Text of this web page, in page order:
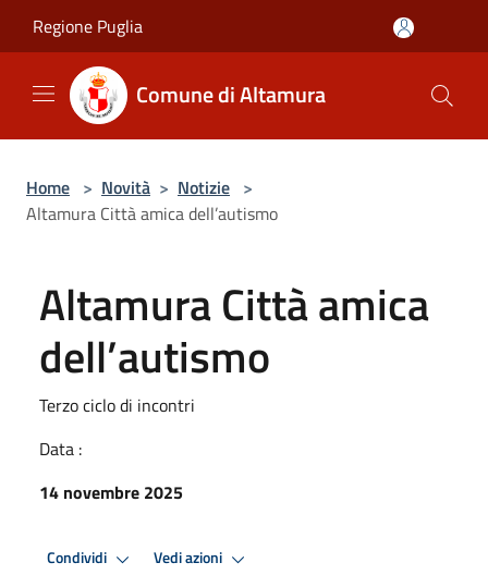
Regione Puglia
Comune di Altamura
Home > Novità > Notizie >
Altamura Città amica dell’autismo
Altamura Città amica
dell’autismo
Terzo ciclo di incontri
Data :
14 novembre 2025
Condividi Vedi azioni